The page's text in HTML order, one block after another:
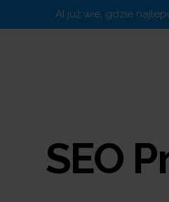
AI już wie, gdzie
SEO